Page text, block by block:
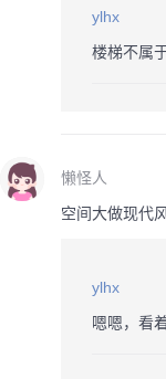
ylhx
楼梯不属
懒怪人
空间大做现代
ylhx
嗯嗯，看